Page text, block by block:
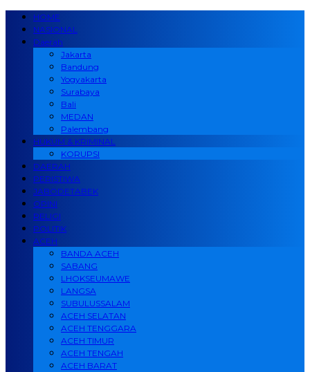
HOME
NASIONAL
Daerah
Jakarta
Bandung
Yogyakarta
Surabaya
Bali
MEDAN
Palembang
HUKUM & KRIMINAL
KORUPSI
DAERAH
PERISTIWA
JABODETABEK
OPINI
RELIGI
POLITIK
ACEH
BANDA ACEH
SABANG
LHOKSEUMAWE
LANGSA
SUBULUSSALAM
ACEH SELATAN
ACEH TENGGARA
ACEH TIMUR
ACEH TENGAH
ACEH BARAT